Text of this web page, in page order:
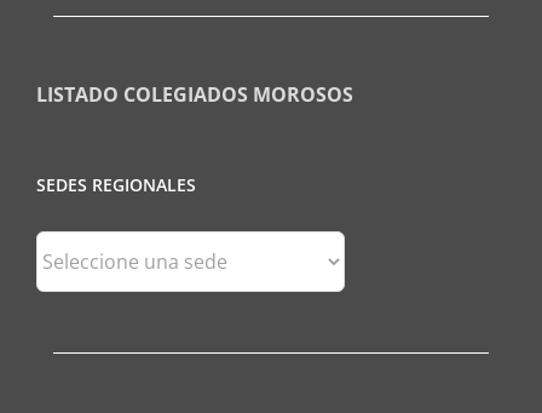
LISTADO COLEGIADOS MOROSOS
SEDES REGIONALES
Sedes
Regionales